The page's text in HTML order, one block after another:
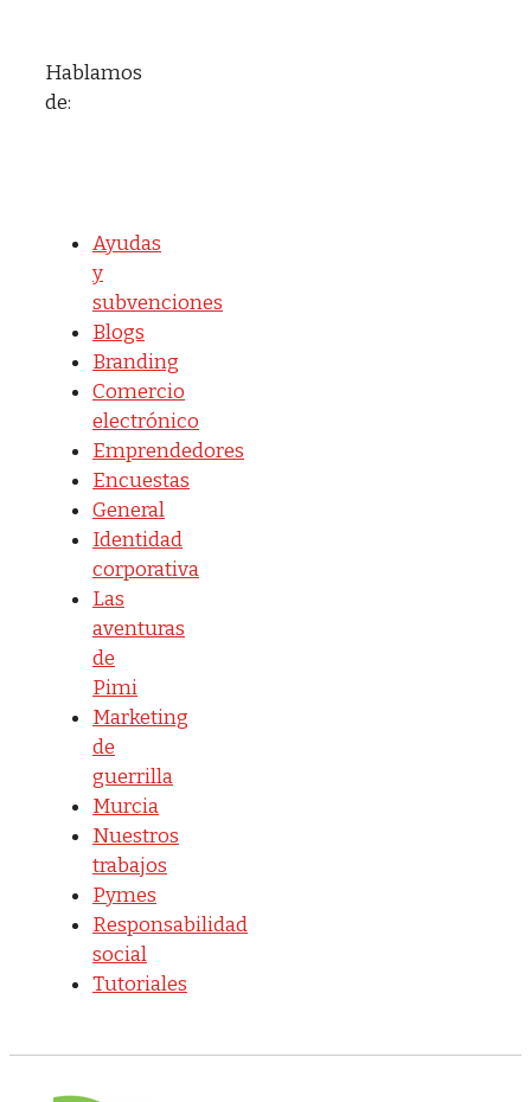
Hablamos
de:
Ayudas
y
subvenciones
Blogs
Branding
Comercio
electrónico
Emprendedores
Encuestas
General
Identidad
corporativa
Las
aventuras
de
Pimi
Marketing
de
guerrilla
Murcia
Nuestros
trabajos
Pymes
Responsabilidad
social
Tutoriales